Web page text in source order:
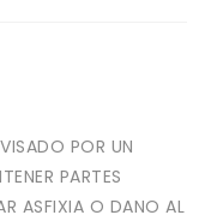
POR UN
PARTES
ASFIXIA O DANO AL